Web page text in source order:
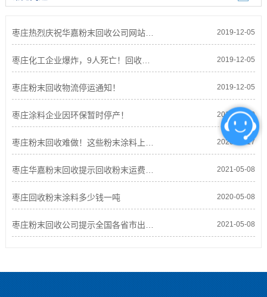
枣庄热烈庆祝华嘉粉末回收公司网站上线！ 2019-12-05
枣庄化工企业爆炸，9人死亡！回收粉末涂料企业是否有影响！ 2019-12-05
枣庄粉末回收物流停运通知！ 2019-12-05
枣庄涂料企业因环保暂时停产！ 2019-12-10
枣庄粉末回收难做！这些粉末涂料上游工厂赚嗨了 2020-03-17
枣庄华嘉粉末回收提示回收粉末运费涨价 2021-05-08
枣庄回收粉末涂料多少钱一吨 2020-05-08
枣庄粉末回收公司提示全国各省市出台“禁油令”，枣庄粉末回收迫在眉睫！ 2021-05-08